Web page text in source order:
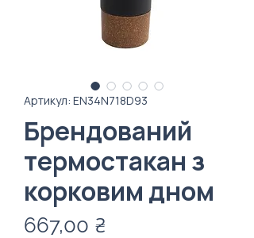
Артикул: EN34N718D93
Брендований
термостакан з
корковим дном
667,00 ₴